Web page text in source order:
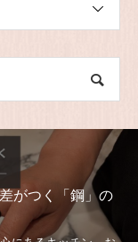
がつく「鋼」の